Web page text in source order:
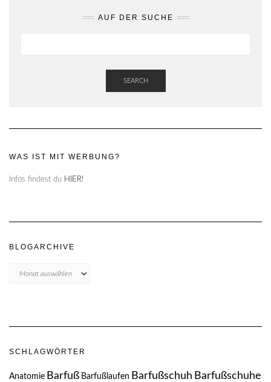
AUF DER SUCHE
SEARCH
WAS IST MIT WERBUNG?
Infos findest du HIER!
BLOGARCHIVE
SCHLAGWÖRTER
Anatomie Barfuß Barfußlaufen Barfußschuh Barfußschuhe